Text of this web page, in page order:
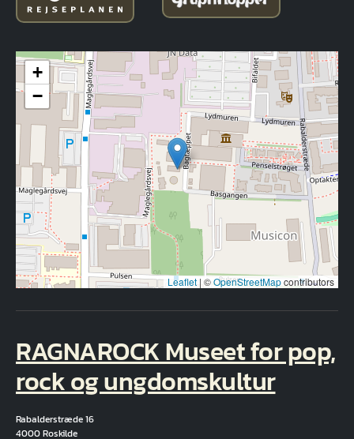
+
−
Leaflet | ©OpenStreetMapcontributors
RAGNAROCK Museet for pop,
rock og ungdomskultur
Rabalderstræde 16
4000 Roskilde